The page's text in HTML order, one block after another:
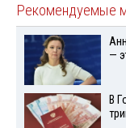
Рекомендуемые
—
В